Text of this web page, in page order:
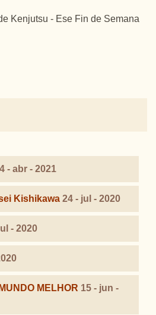
Kenjutsu - Ese Fin de Semana
- abr - 2021
Kishikawa 24 - jul - 2020
- 2020
MELHOR 15 - jun -